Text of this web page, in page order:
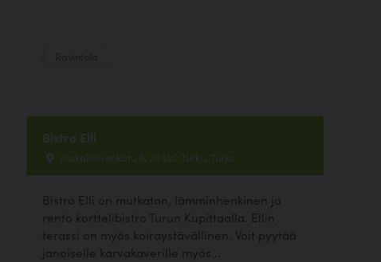
Bistro Elli
Joukahaisenkatu 6, 20520 Turku, Turku
Bistro Elli on mutkaton, lämminhenkinen ja
rento korttelibistro Turun Kupittaalla. Ellin
terassi on myös koiraystävällinen. Voit pyytää
janoiselle karvakaverille myös...